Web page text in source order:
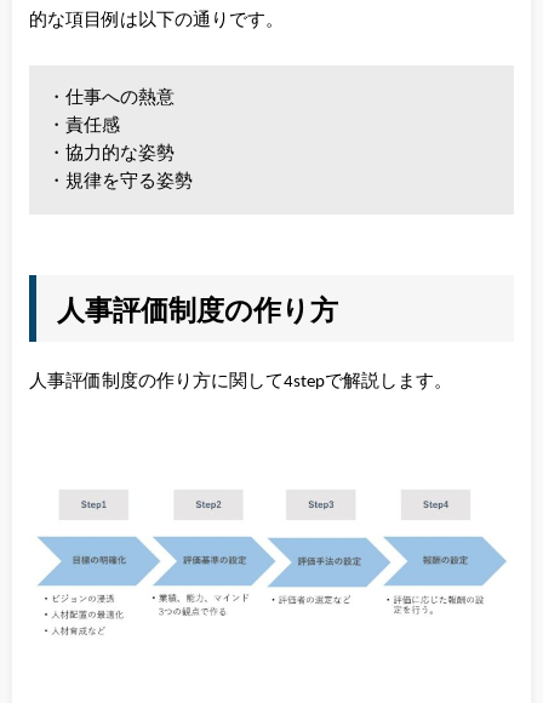
的な項目例は以下の通りです。
・仕事への熱意
・責任感
・協力的な姿勢
・規律を守る姿勢
人事評価制度の作り方
人事評価制度の作り方に関して4stepで解説します。